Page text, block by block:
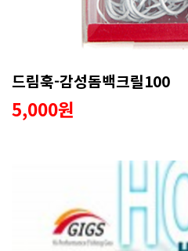
드림훅-감성돔백크릴100
5,000원